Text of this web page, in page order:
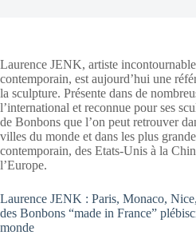
Laurence JENK, artiste
contemporain, est aujourd’hui une
la sculpture. Présente dans de
l’international et reconnue pour ses
de Bonbons que l’on peut retrouver
villes du monde et dans les plus
contemporain, des Etats-Unis à la
l’Europe.
Laurence JENK : Paris, Monaco,
des Bonbons “made in France”
monde